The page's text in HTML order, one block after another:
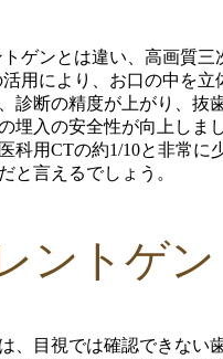
ゲンとは違い、高画質三
用により、お口の中を立
診断の精度が上がり、抜
埋入の安全性が向上しまし
科用CTの約1/10と非常に
と言えるでしょう。
ントゲン
、目視では確認できない